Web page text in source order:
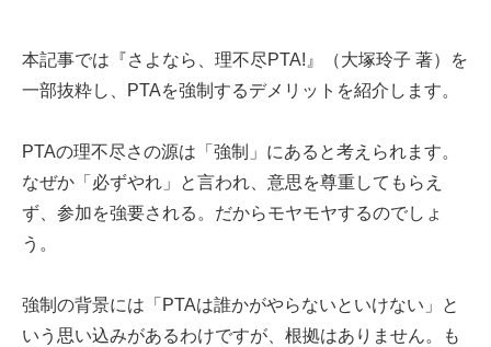
本記事では『さよなら、理不尽PTA!』（大塚玲子 著）を
一部抜粋し、PTAを強制するデメリットを紹介します。
PTAの理不尽さの源は「強制」にあると考えられます。
なぜか「必ずやれ」と言われ、意思を尊重してもらえ
ず、参加を強要される。だからモヤモヤするのでしょ
う。
強制の背景には「PTAは誰かがやらないといけない」と
いう思い込みがあるわけですが、根拠はありません。も